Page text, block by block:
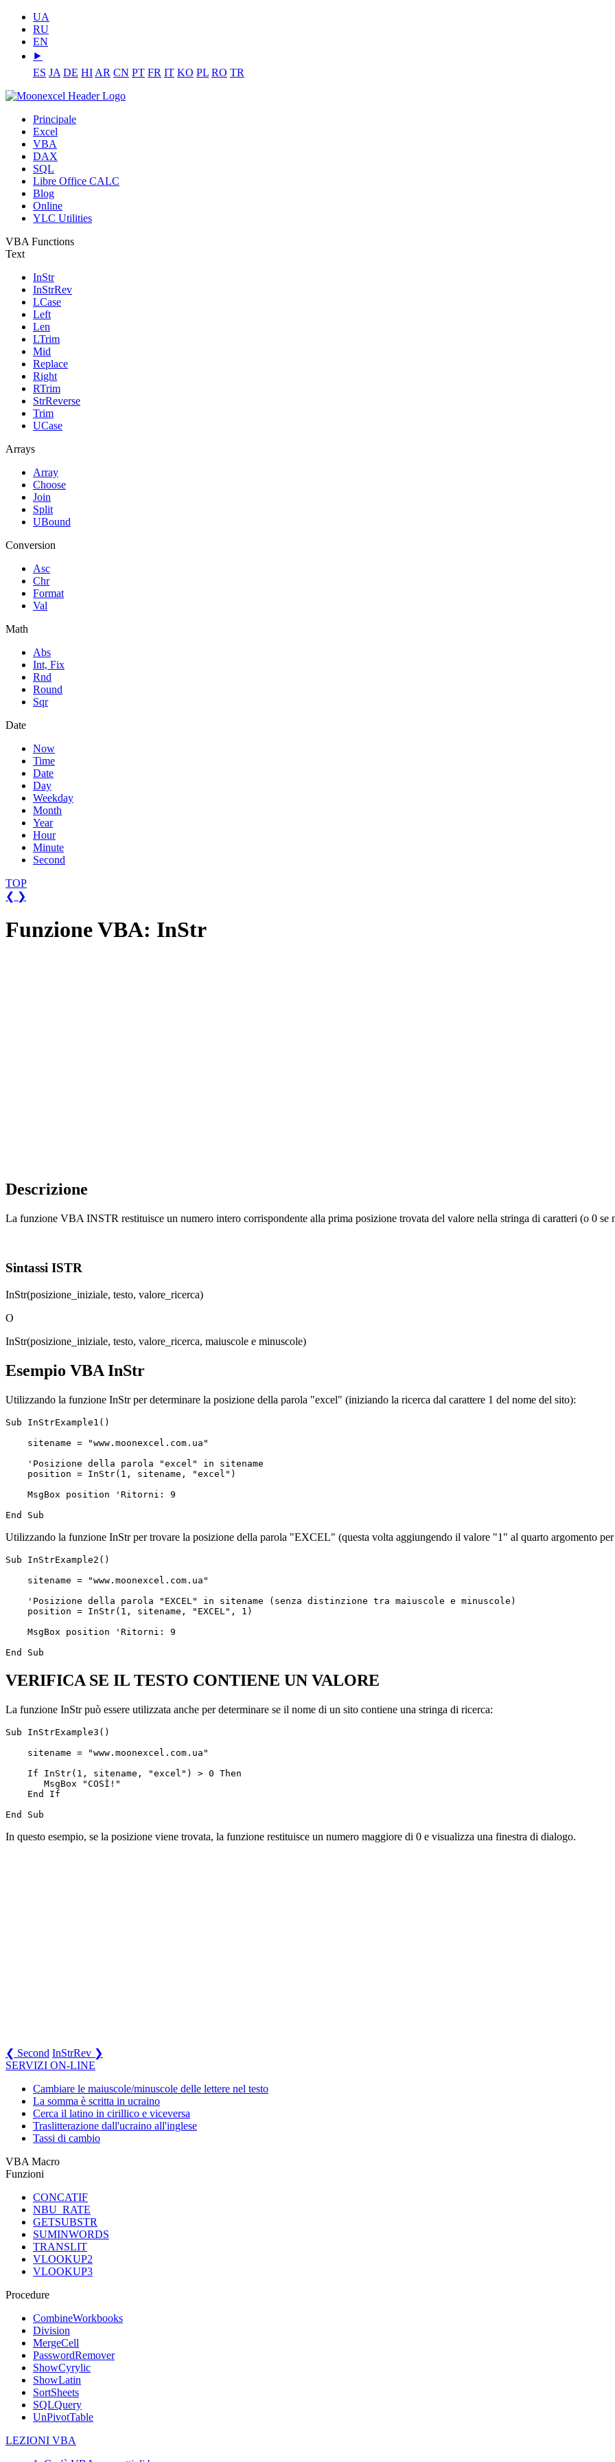
UA
RU
EN
⯈
ES JA DE HI AR CN PT FR IT KO PL RO TR
Principale
Excel
VBA
DAX
SQL
Libre Office CALC
Blog
Online
YLC Utilities
VBA Functions
Text
InStr
InStrRev
LCase
Left
Len
LTrim
Mid
Replace
Right
RTrim
StrReverse
Trim
UCase
Arrays
Array
Choose
Join
Split
UBound
Conversion
Asc
Chr
Format
Val
Math
Abs
Int, Fix
Rnd
Round
Sqr
Date
Now
Time
Date
Day
Weekday
Month
Year
Hour
Minute
Second
TOP
❮ ❯
Funzione VBA: InStr
Descrizione
La funzione VBA INSTR restituisce un numero intero corrispondente alla prima posizione trovata del valore nella stringa di caratteri (o 0 se
Sintassi ISTR
InStr(posizione_iniziale, testo, valore_ricerca)
O
InStr(posizione_iniziale, testo, valore_ricerca, maiuscole e minuscole)
Esempio VBA InStr
Utilizzando la funzione InStr per determinare la posizione della parola "excel" (iniziando la ricerca dal carattere 1 del nome del sito):
Sub InStrExample1()
    sitename = "www.moonexcel.com.ua"
    'Posizione della parola "excel" in sitename
    position = InStr(1, sitename, "excel")
    MsgBox position 'Ritorni: 9
Utilizzando la funzione InStr per trovare la posizione della parola "EXCEL" (questa volta aggiungendo il valore "1" al quarto argomento
Sub InStrExample2()
    sitename = "www.moonexcel.com.ua"
    'Posizione della parola "EXCEL" in sitename (senza distinzione tra maiuscole e minuscole)
    position = InStr(1, sitename, "EXCEL", 1)
    MsgBox position 'Ritorni: 9
VERIFICA SE IL TESTO CONTIENE UN VALORE
La funzione InStr può essere utilizzata anche per determinare se il nome di un sito contiene una stringa di ricerca:
Sub InStrExample3()
    sitename = "www.moonexcel.com.ua"
    If InStr(1, sitename, "excel") > 0 Then
       MsgBox "COSÌ!"
    End If
In questo esempio, se la posizione viene trovata, la funzione restituisce un numero maggiore di 0 e visualizza una finestra di dialogo.
❮ Second InStrRev ❯
SERVIZI ON-LINE
Cambiare le maiuscole/minuscole delle lettere nel testo
La somma è scritta in ucraino
Cerca il latino in cirillico e viceversa
Traslitterazione dall'ucraino all'inglese
Tassi di cambio
VBA Macro
Funzioni
CONCATIF
NBU_RATE
GETSUBSTR
SUMINWORDS
TRANSLIT
VLOOKUP2
VLOOKUP3
Procedure
CombineWorkbooks
Division
MergeCell
PasswordRemover
ShowCyrylic
ShowLatin
SortSheets
SQLQuery
UnPivotTable
LEZIONI VBA